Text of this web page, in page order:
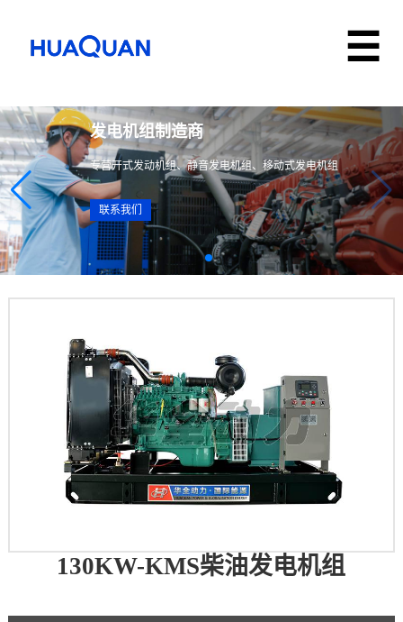
发电机组制造商
专营开式发动机组、静音发电机组、移动式发电机组
联系我们
130KW-KMS柴油发电机组